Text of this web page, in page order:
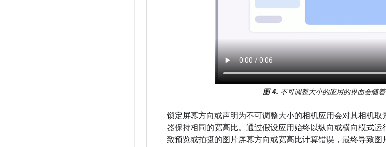
图 4. 不可调整大小的应用的界面会随着
锁定屏幕方向或声明为不可调整大小的相机应用会对其相机
器保持相同的宽高比。通过假设应用始终以纵向或横向模式
致预览或拍摄的图片屏幕方向或宽高比计算错误，最终导致图